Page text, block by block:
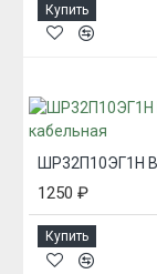
Купить
1250 ₽
Купить